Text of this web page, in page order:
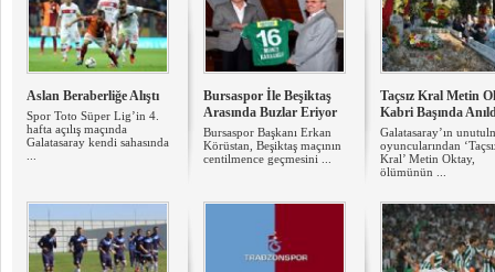
Aslan Beraberliğe Alıştı
Spor Toto Süper Lig’in 4.
hafta açılış maçında
Galatasaray kendi sahasında
Bursaspor İle Beşiktaş
Arasında Buzlar Eriyor
Bursaspor Başkanı Erkan
Körüstan, Beşiktaş maçının
centilmence geçmesini ...
Taçsız Kral Metin
Kabri Başında
Galatasaray’ın
oyuncularından
Kral’ Metin Oktay,
ölümünün ...